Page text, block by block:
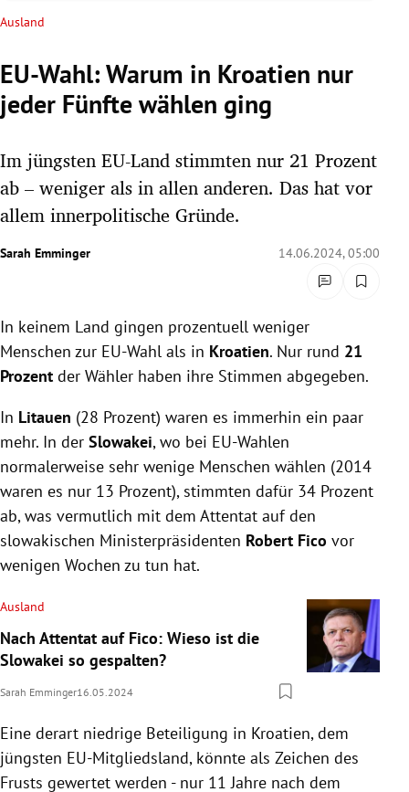
Untermenü
Untermenü
Untermenü
Untermenü
Untermenü
Untermenü
Untermenü
Ausland
EU-Wahl: Warum in Kroatien nur
jeder Fünfte wählen ging
Im jüngsten EU-Land stimmten nur 21 Prozent
ab – weniger als in allen anderen. Das hat vor
allem innerpolitische Gründe.
Sarah Emminger 14.06.2024, 05:00
In keinem Land gingen prozentuell weniger
Menschen zur EU-Wahl als in Kroatien. Nur rund 21
Prozent der Wähler haben ihre Stimmen abgegeben.
In Litauen (28 Prozent) waren es immerhin ein paar
mehr. In der Slowakei, wo bei EU-Wahlen
normalerweise sehr wenige Menschen wählen (2014
waren es nur 13 Prozent), stimmten dafür 34 Prozent
ab, was vermutlich mit dem Attentat auf den
slowakischen Ministerpräsidenten Robert Fico vor
wenigen Wochen zu tun hat.
Ausland
Nach Attentat auf Fico: Wieso ist die
Slowakei so gespalten?
Sarah Emminger16.05.2024
Eine derart niedrige Beteiligung in Kroatien, dem
jüngsten EU-Mitgliedsland, könnte als Zeichen des
Frusts gewertet werden - nur 11 Jahre nach dem